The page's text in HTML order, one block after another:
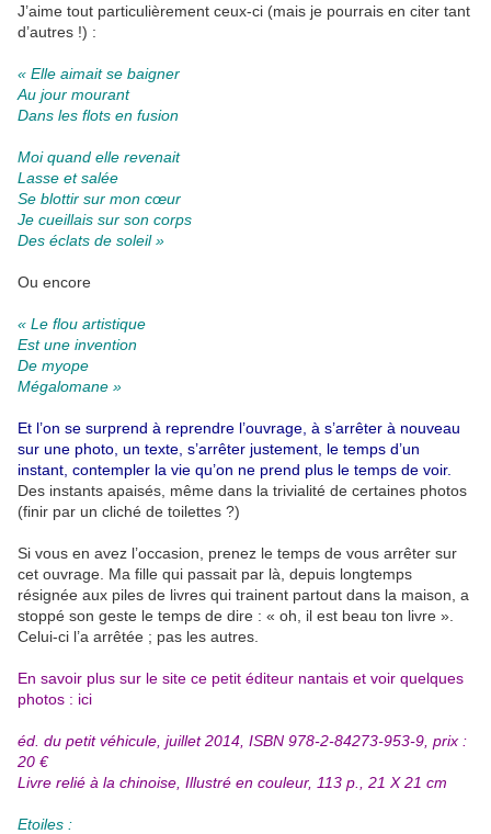
J’aime tout particulièrement ceux-ci (mais je pourrais en citer tant
d’autres !) :
« Elle aimait se baigner
Au jour mourant
Dans les flots en fusion
Moi quand elle revenait
Lasse et salée
Se blottir sur mon cœur
Je cueillais sur son corps
Des éclats de soleil »
Ou encore
« Le flou artistique
Est une invention
De myope
Mégalomane »
Et l’on se surprend à reprendre l’ouvrage, à s’arrêter à nouveau
sur une photo, un texte, s’arrêter justement, le temps d’un
instant, contempler la vie qu’on ne prend plus le temps de voir.
Des instants apaisés, même dans la trivialité de certaines photos
(finir par un cliché de toilettes ?)
Si vous en avez l’occasion, prenez le temps de vous arrêter sur
cet ouvrage. Ma fille qui passait par là, depuis longtemps
résignée aux piles de livres qui trainent partout dans la maison, a
stoppé son geste le temps de dire : « oh, il est beau ton livre ».
Celui-ci l’a arrêtée ; pas les autres.
En savoir plus sur le site ce petit éditeur nantais et voir quelques
photos : ici
éd. du petit véhicule, juillet 2014, ISBN 978-2-84273-953-9, prix :
20 €
Livre relié à la chinoise, Illustré en couleur, 113 p., 21 X 21 cm
Etoiles :